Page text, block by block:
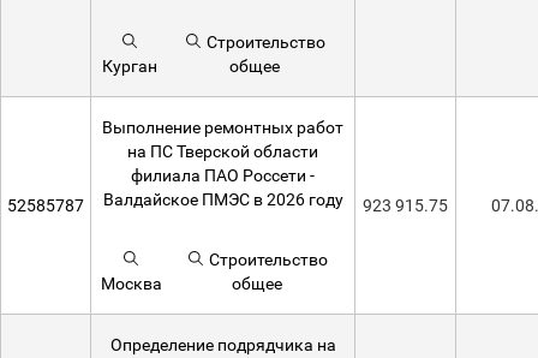
Курган
Строительство
общее
52585787
Выполнение ремонтных работ
на ПС Тверской области
филиала ПАО Россети -
Валдайское ПМЭС в 2026 году
Москва
Строительство
общее
923 915.75
Определение подрядчика на